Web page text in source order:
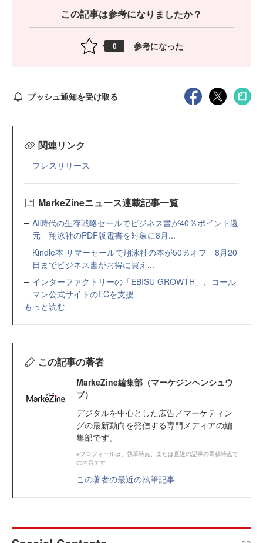
この記事は参考になりましたか？
0 参考になった
プッシュ通知を受け取る
関連リンク
プレスリリース
MarkeZineニュース連載記事一覧
AI時代の生存戦略セールでビジネス書が40％ポイント還
元 翔泳社のPDF版電書を対象に8月...
Kindle本 サマーセールで翔泳社の本が50％オフ 8月20
日までビジネス書がお得に買え...
インターファクトリーの「EBISU GROWTH」、コール
マン公式サイトのECを支援
もっと読む
この記事の著者
MarkeZine編集部（マーケジンヘンシュウ
ブ）
デジタルを中心とした広告／マーケティン
グの最新動向を発信する専門メディアの編
集部です。
※プロフィールは、執筆時点、または直近の記事の寄稿時点で
の内容です
この著者の最近の執筆記事